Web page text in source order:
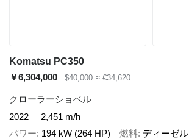
Komatsu PC350
￥6,304,000
$40,000 ≈ €34,620
クローラーショベル
2022
2,451 m/h
パワー 194 kW (264 HP) 燃料 ディーゼル